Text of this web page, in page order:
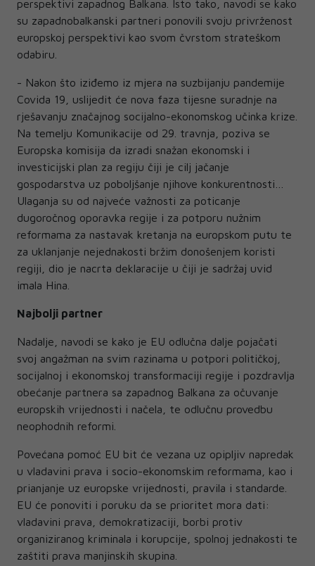
perspektivi zapadnog Balkana. Isto tako, navodi se kako
su zapadnobalkanski partneri ponovili svoju privrženost
europskoj perspektivi kao svom čvrstom strateškom
odabiru.
- Nakon što iziđemo iz mjera na suzbijanju pandemije
Covida 19, uslijedit će nova faza tijesne suradnje na
rješavanju značajnog socijalno-ekonomskog učinka krize.
Na temelju Komunikacije od 29. travnja, poziva se
Europska komisija da izradi snažan ekonomski i
investicijski plan za regiju čiji je cilj jačanje
gospodarstva uz poboljšanje njihove konkurentnosti…
Ulaganja su od najveće važnosti za poticanje
dugoročnog oporavka regije i za potporu nužnim
reformama za nastavak kretanja na europskom putu te
za uklanjanje nejednakosti bržim donošenjem koristi
regiji, dio je nacrta deklaracije u čiji je sadržaj uvid
imala Hina.
Najbolji partner
Nadalje, navodi se kako je EU odlučna dalje pojačati
svoj angažman na svim razinama u potpori političkoj,
socijalnoj i ekonomskoj transformaciji regije i pozdravlja
obećanje partnera sa zapadnog Balkana za očuvanje
europskih vrijednosti i načela, te odlučnu provedbu
neophodnih reformi.
Povećana pomoć EU bit će vezana uz opipljiv napredak
u vladavini prava i socio-ekonomskim reformama, kao i
prianjanje uz europske vrijednosti, pravila i standarde.
EU će ponoviti i poruku da se prioritet mora dati:
vladavini prava, demokratizaciji, borbi protiv
organiziranog kriminala i korupcije, spolnoj jednakosti te
zaštiti prava manjinskih skupina.